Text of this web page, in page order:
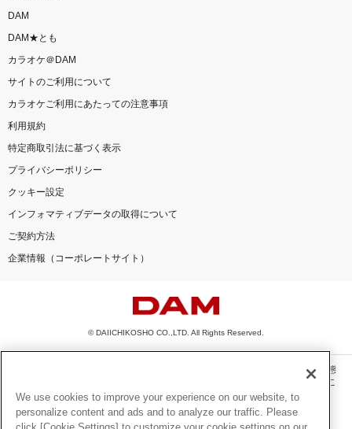
DAM
DAM★とも
カラオケ＠DAM
サイトのご利用について
カラオケご利用にあたっての注意事項
利用規約
特定商取引法に基づく表示
プライバシーポリシー
クッキー設定
インフォマティブデータの取得について
ご契約方法
企業情報（コーポレートサイト）
© DAIICHIKOSHO CO.,LTD. All Rights Reserved.
このサイトに掲載されている一切の文章・画像・写真・動画・音声等を、手段や形態
を問わず、著作権法の定める範囲を超えて無断で複製、転載、ファイル化などするこ
とを禁じます。
楽曲及びコンテンツは、機種によりご利用いただけない場合があります。
We use cookies to improve your experience on our website, to
personalize content and ads and to analyze our traffic. Please